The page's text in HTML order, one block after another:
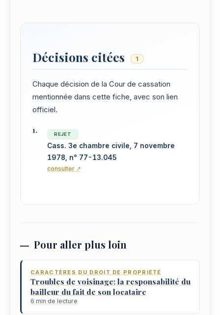
Décisions citées 1
Chaque décision de la Cour de cassation
mentionnée dans cette fiche, avec son lien
officiel.
REJET
Cass. 3e chambre civile, 7 novembre
1978, n° 77-13.045
consulter ↗
Pour aller plus loin
CARACTÈRES DU DROIT DE PROPRIÉTÉ
Troubles de voisinage: la responsabilité du
bailleur du fait de son locataire
6 min de lecture